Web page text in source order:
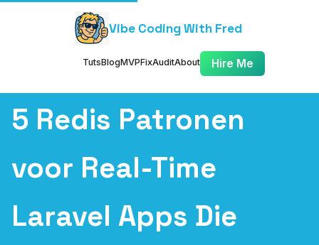
Vibe Coding With Fred
TutsBlogMVPFixAuditAbout Hire Me
5 Redis Patronen
voor Real-Time
Laravel Apps Die